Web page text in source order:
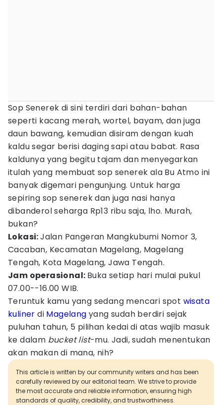
Sop Senerek di sini terdiri dari bahan-bahan
seperti kacang merah, wortel, bayam, dan juga
daun bawang, kemudian disiram dengan kuah
kaldu segar berisi daging sapi atau babat. Rasa
kaldunya yang begitu tajam dan menyegarkan
itulah yang membuat sop senerek ala Bu Atmo ini
banyak digemari pengunjung. Untuk harga
sepiring sop senerek dan juga nasi hanya
dibanderol seharga Rp13 ribu saja, lho. Murah,
bukan?
Lokasi:Jalan Pangeran Mangkubumi Nomor 3,
Cacaban, Kecamatan Magelang, Magelang
Tengah, Kota Magelang, Jawa Tengah.
Jam operasional: Buka setiap hari mulai pukul
07.00--16.00 WIB.
Teruntuk kamu yang sedang mencari spot wisata
kuliner di Magelang yang sudah berdiri sejak
puluhan tahun, 5 pilihan kedai di atas wajib masuk
ke dalam bucket list-mu. Jadi, sudah menentukan
akan makan di mana, nih?
This article is written by our community writers and has been
carefully reviewed by our editorial team. We strive to provide
the most accurate and reliable information, ensuring high
standards of quality, credibility, and trustworthiness.